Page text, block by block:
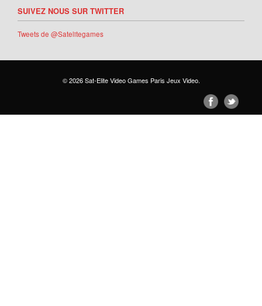
SUIVEZ NOUS SUR TWITTER
Tweets de @Satelitegames
© 2026Sat-Elite Video Games Paris Jeux Video.